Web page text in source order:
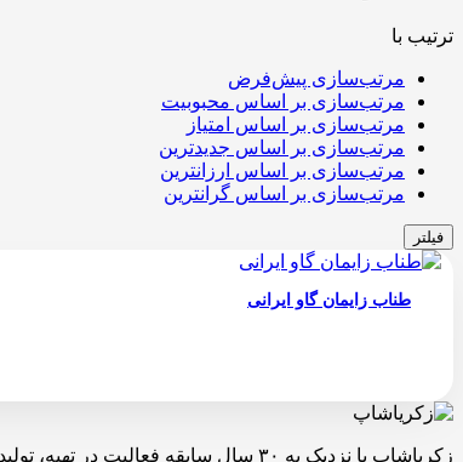
ترتیب با
مرتب‌سازی پیش‌فرض
مرتب‌سازی بر اساس محبوبیت
مرتب‌سازی بر اساس امتیاز
مرتب‌سازی بر اساس جدیدترین
مرتب‌سازی بر اساس ارزانترین
مرتب‌سازی بر اساس گرانترین
فیلتر
طناب زایمان گاو ایرانی
زکریاشاپ با نزدیک به ۳۰ سال